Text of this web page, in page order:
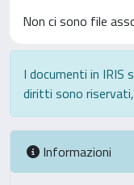
Non ci sono file
I documenti in
diritti sono
Informazioni